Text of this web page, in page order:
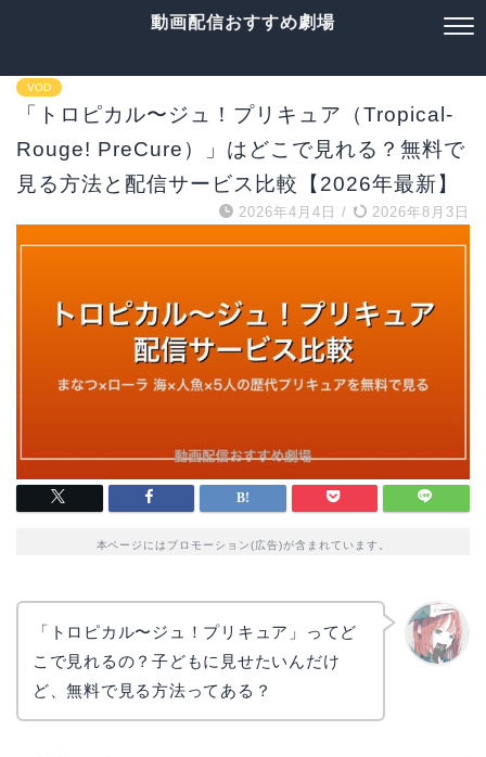
動画配信おすすめ劇場
VOD
「トロピカル〜ジュ！プリキュア（Tropical-
Rouge! PreCure）」はどこで見れる？無料で
見る方法と配信サービス比較【2026年最新】
2026年4月4日 / 2026年8月3日
本ページにはプロモーション(広告)が含まれています。
「トロピカル〜ジュ！プリキュア」ってど
こで見れるの？子どもに見せたいんだけ
ど、無料で見る方法ってある？